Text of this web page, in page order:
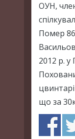
ОУН,
Помер
2012 р. у
що за